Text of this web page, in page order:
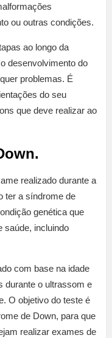
ou outras condições.
ao longo da
desenvolvimento do
problemas. É
do seu
que deve realizar ao
realizado durante a
ter a síndrome de
genética que
saúde, incluindo
com base na idade
durante o ultrassom e
O objetivo do teste é
de Down, para que
realizar exames de